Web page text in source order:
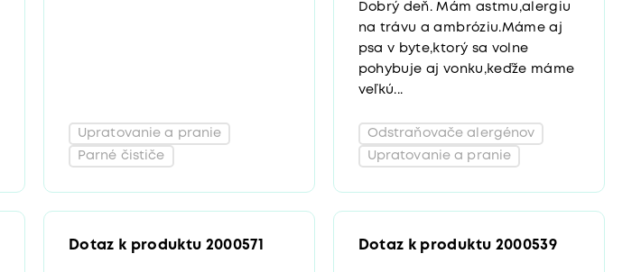
Parné čističe
Upratovanie a pranie
Dobrý deň. Mám astmu,alergiu
na trávu a ambróziu.Máme aj
psa v byte,ktorý sa volne
pohybuje aj vonku,keďže máme
veľkú...
Upratovanie a pranie
Odstraňovače alergénov
Dotaz k produktu 2000571 Dotaz k produktu 2000539